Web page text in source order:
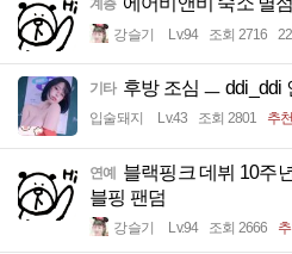
강슬기 Lv.94 조회 2716
기타 후방 조심 ㅡ ddi_ddi
입술돼지 Lv.43 조회 2801 추
연예 블랙핑크 데뷔 10주
블핑 팬덤
강슬기 Lv.94 조회 2666